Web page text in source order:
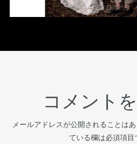
2019年11月23日
コメント
メールアドレスが公開されることはあ
ている欄は必須項目